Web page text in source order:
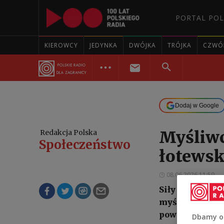
PORTAL
KIEROWCY JEDYNKA DWÓJKA TRÓJKA
Dodaj w Google
Redakcja Polska
Społeczeństwo
08.06.2026 11:59
Siły Zbrojne
myśliwce
powietrzną.
Dbamy